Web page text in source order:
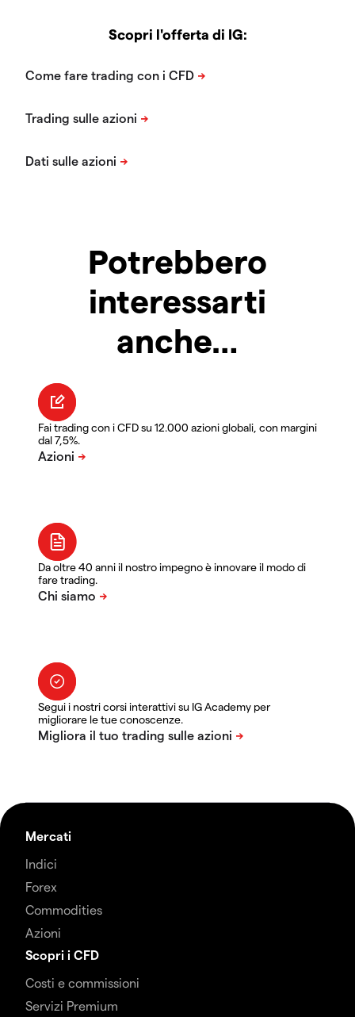
Scopri l'offerta di IG:
Potrebbero
interessarti
anche…
Fai trading con i CFD su 12.000 azioni globali, con margini
dal 7,5%.
Da oltre 40 anni il nostro impegno è innovare il modo di
fare trading.
Segui i nostri corsi interattivi su IG Academy per
migliorare le tue conoscenze.
Mercati
Indici
Forex
Commodities
Azioni
Scopri i CFD
Costi e commissioni
Servizi Premium